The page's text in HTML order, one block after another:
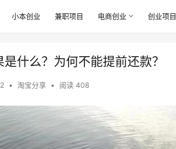
小本创业 兼职项目 电商创业 创业项目
什么？为何不能提前还款？
• 淘宝分享 • 阅读 408